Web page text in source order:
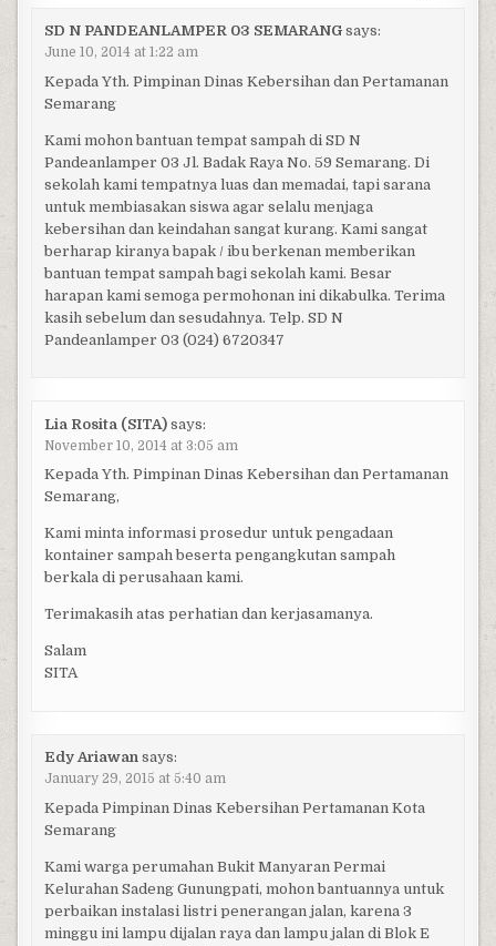
SD N PANDEANLAMPER 03 SEMARANG says:
June 10, 2014 at 1:22 am
Kepada Yth. Pimpinan Dinas Kebersihan dan Pertamanan
Semarang
Kami mohon bantuan tempat sampah di SD N
Pandeanlamper 03 Jl. Badak Raya No. 59 Semarang. Di
sekolah kami tempatnya luas dan memadai, tapi sarana
untuk membiasakan siswa agar selalu menjaga
kebersihan dan keindahan sangat kurang. Kami sangat
berharap kiranya bapak / ibu berkenan memberikan
bantuan tempat sampah bagi sekolah kami. Besar
harapan kami semoga permohonan ini dikabulka. Terima
kasih sebelum dan sesudahnya. Telp. SD N
Pandeanlamper 03 (024) 6720347
Lia Rosita (SITA) says:
November 10, 2014 at 3:05 am
Kepada Yth. Pimpinan Dinas Kebersihan dan Pertamanan
Semarang,
Kami minta informasi prosedur untuk pengadaan
kontainer sampah beserta pengangkutan sampah
berkala di perusahaan kami.
Terimakasih atas perhatian dan kerjasamanya.
Salam
SITA
Edy Ariawan says:
January 29, 2015 at 5:40 am
Kepada Pimpinan Dinas Kebersihan Pertamanan Kota
Semarang
Kami warga perumahan Bukit Manyaran Permai
Kelurahan Sadeng Gunungpati, mohon bantuannya untuk
perbaikan instalasi listri penerangan jalan, karena 3
minggu ini lampu dijalan raya dan lampu jalan di Blok E